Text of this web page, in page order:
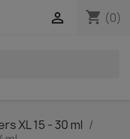
shopping_cart (0)

XL 15 - 30 ml